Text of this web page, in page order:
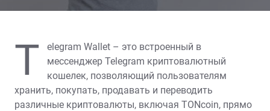
T
elegram Wallet – это встроенный в
мессенджер Telegram криптовалютный
кошелек, позволяющий пользователям
хранить, покупать, продавать и переводить
различные криптовалюты, включая TONcoin, прямо